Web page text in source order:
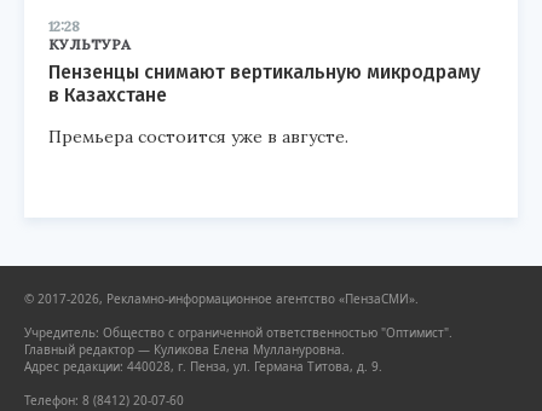
12:28
КУЛЬТУРА
Пензенцы снимают вертикальную микродраму
в Казахстане
Премьера состоится уже в августе.
© 2017-2026, Рекламно-информационное агентство «ПензаСМИ».
Учредитель: Общество с ограниченной ответственностью "Оптимист".
Главный редактор — Куликова Елена Муллануровна.
Адрес редакции: 440028, г. Пенза, ул. Германа Титова, д. 9.
Телефон: 8 (8412) 20-07-60